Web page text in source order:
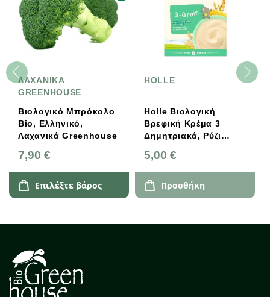
ΛΑΧΑΝΙΚΑ
GREENHOUSE
Βιολογικό Μπρόκολο
Bio, Ελληνικό,
Λαχανικά Greenhouse
7,90 €
Επιλέξτε βάρος
HOLLE
Holle Βιολογική
Βρεφική Κρέμα 3
Δημητριακά, Ρύζι
250g
5,00 €
Προσθήκη